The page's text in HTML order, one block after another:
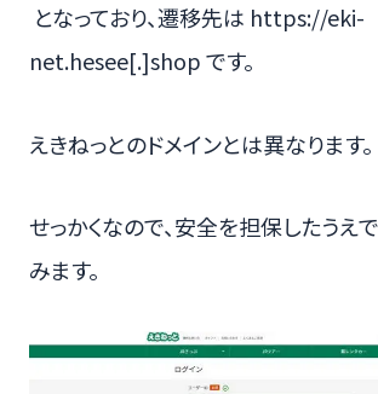
となっており、遷移先は https://eki-
net.hesee[.]shop です。
えきねっとのドメインとは異なります。
せっかくなので、安全を担保したうえ
みます。